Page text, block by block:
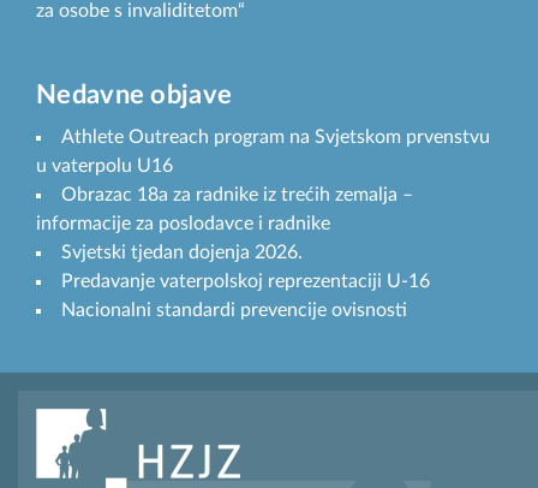
za osobe s invaliditetom“
Nedavne objave
Athlete Outreach program na Svjetskom prvenstvu
u vaterpolu U16
Obrazac 18a za radnike iz trećih zemalja –
informacije za poslodavce i radnike
Svjetski tjedan dojenja 2026.
Predavanje vaterpolskoj reprezentaciji U-16
Nacionalni standardi prevencije ovisnosti